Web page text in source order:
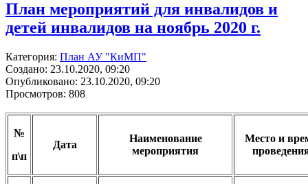
План мероприятий для инвалидов и
детей инвалидов на ноябрь 2020 г.
Категория: План АУ "КиМП"
Создано: 23.10.2020, 09:20
Опубликовано: 23.10.2020, 09:20
Просмотров: 808
№
п\п
Дата
Наименование
мероприятия
Место и